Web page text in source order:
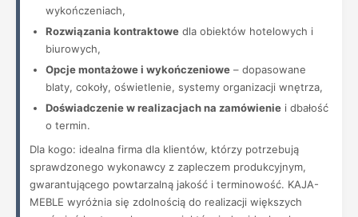
wykończeniach,
Rozwiązania kontraktowe dla obiektów hotelowych i
biurowych,
Opcje montażowe i wykończeniowe – dopasowane
blaty, cokoły, oświetlenie, systemy organizacji wnętrza,
Doświadczenie w realizacjach na zamówienie i dbałość
o termin.
Dla kogo: idealna firma dla klientów, którzy potrzebują
sprawdzonego wykonawcy z zapleczem produkcyjnym,
gwarantującego powtarzalną jakość i terminowość. KAJA-
MEBLE wyróżnia się zdolnością do realizacji większych